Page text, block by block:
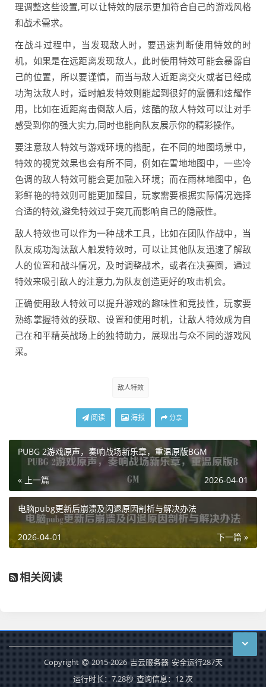
理调整这些设置,可以让特效的展示更加符合自己的游戏风格
和战术需求。
在战斗过程中，当发现敌人时，要迅速判断使用特效的时
机，如果是在远距离发现敌人，此时使用特效可能会暴露自
己的位置，所以要谨慎，而当与敌人近距离交火或者已经成
功淘汰敌人时，适时触发特效则能起到很好的震慑和炫耀作
用，比如在近距离击倒敌人后，炫酷的敌人特效可以让对手
感受到你的强大实力,同时也能向队友展示你的精彩操作。
要注意敌人特效与游戏环境的搭配，在不同的地图场景中，
特效的视觉效果也会有所不同，例如在雪地地图中，一些冷
色调的敌人特效可能会更加融入环境；而在雨林地图中，色
彩鲜艳的特效则可能更加醒目，玩家需要根据实际情况选择
合适的特效,避免特效过于突兀而影响自己的隐蔽性。
敌人特效也可以作为一种战术工具，比如在团队作战中，当
队友成功淘汰敌人触发特效时，可以让其他队友迅速了解敌
人的位置和战斗情况，及时调整战术，或者在决赛圈，通过
特效来吸引敌人的注意力,为队友创造更好的攻击机会。
正确使用敌人特效可以提升游戏的趣味性和竞技性，玩家要
熟练掌握特效的获取、设置和使用时机，让敌人特效成为自
己在和平精英战场上的独特助力，展现出与众不同的游戏风
采。
敌人特效
阅读 海报 分享
PUBG 2游戏原声，奏响战场新乐章，重温原版BGM
« 上一篇 2026-04-01
电脑pubg更新后崩溃及闪退原因剖析与解决办法
下一篇 »
2026-04-01
相关阅读
Copyright 2015-2026 吉云服务器 安全运行287天
运行时长：7.28秒 查询信息：12 次